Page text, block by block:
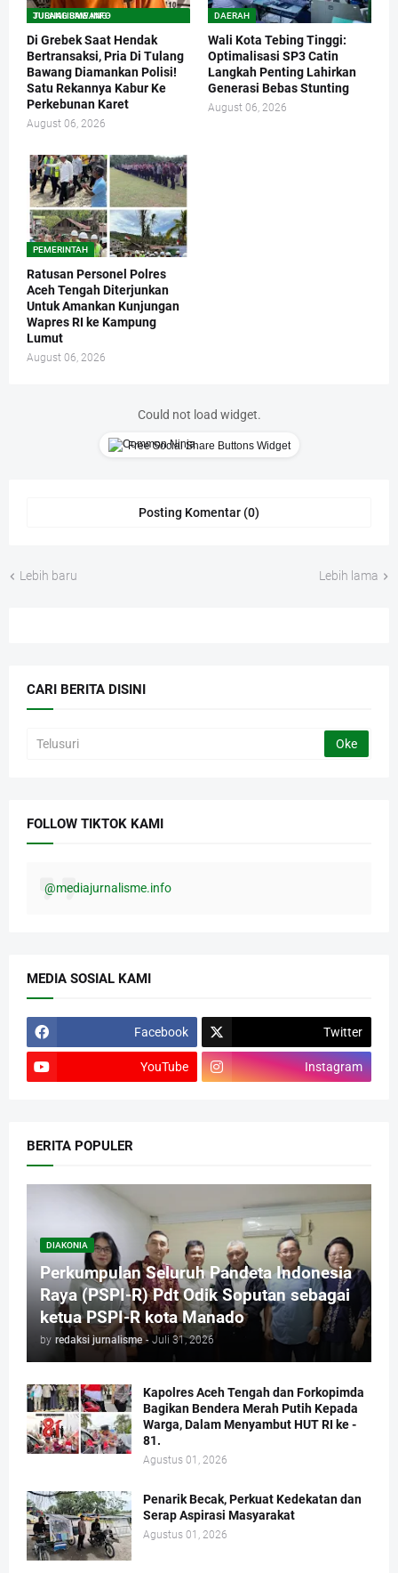
TULANG BAWANG-JURNALISME.INFO
Di Grebek Saat Hendak
Bertransaksi, Pria Di Tulang
Bawang Diamankan Polisi!
Satu Rekannya Kabur Ke
Perkebunan Karet
August 06, 2026
DAERAH
Wali Kota Tebing Tinggi:
Optimalisasi SP3 Catin
Langkah Penting Lahirkan
Generasi Bebas Stunting
August 06, 2026
PEMERINTAH
Ratusan Personel Polres
Aceh Tengah Diterjunkan
Untuk Amankan Kunjungan
Wapres RI ke Kampung
Lumut
August 06, 2026
Could not load widget.
Free Social Share Buttons Widget
Posting Komentar (0)
Lebih baru Lebih lama
CARI BERITA DISINI
FOLLOW TIKTOK KAMI
@mediajurnalisme.info
MEDIA SOSIAL KAMI
Facebook Twitter
YouTube Instagram
BERITA POPULER
DIAKONIA
Perkumpulan Seluruh Pandeta Indonesia
Raya (PSPI-R) Pdt Odik Soputan sebagai
ketua PSPI-R kota Manado
by redaksi jurnalisme - Juli 31, 2026
Kapolres Aceh Tengah dan Forkopimda
Bagikan Bendera Merah Putih Kepada
Warga, Dalam Menyambut HUT RI ke -
81.
Agustus 01, 2026
Penarik Becak, Perkuat Kedekatan dan
Serap Aspirasi Masyarakat
Agustus 01, 2026